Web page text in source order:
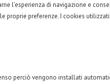
l’esperienza di navigazione e
proprie preferenze. I cookies
perciò vengono installati